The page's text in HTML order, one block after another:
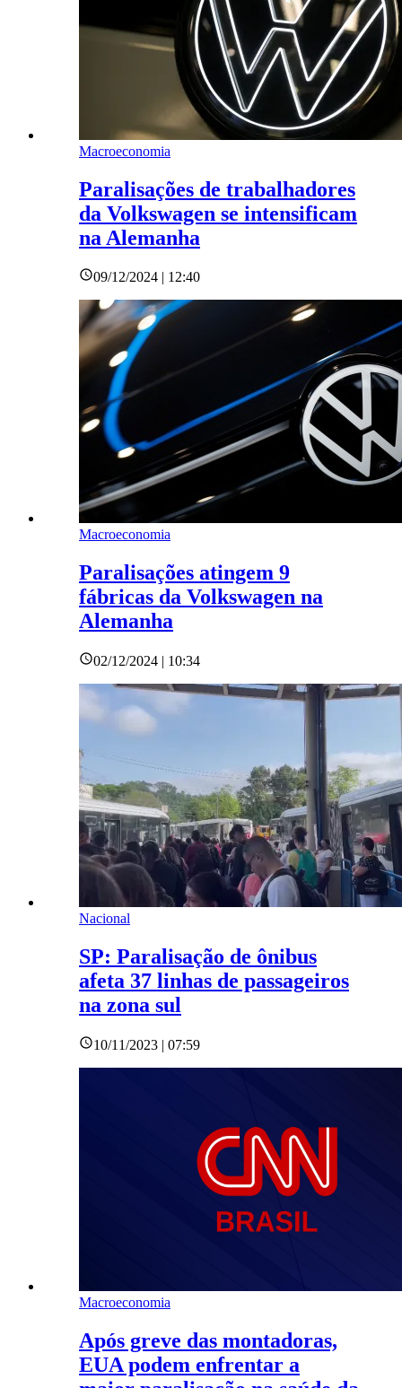
Macroeconomia
Paralisações de trabalhadores
da Volkswagen se intensificam
na Alemanha
09/12/2024 | 12:40
Macroeconomia
Paralisações atingem 9
fábricas da Volkswagen na
Alemanha
02/12/2024 | 10:34
Nacional
SP: Paralisação de ônibus
afeta 37 linhas de passageiros
na zona sul
10/11/2023 | 07:59
Macroeconomia
Após greve das montadoras,
EUA podem enfrentar a